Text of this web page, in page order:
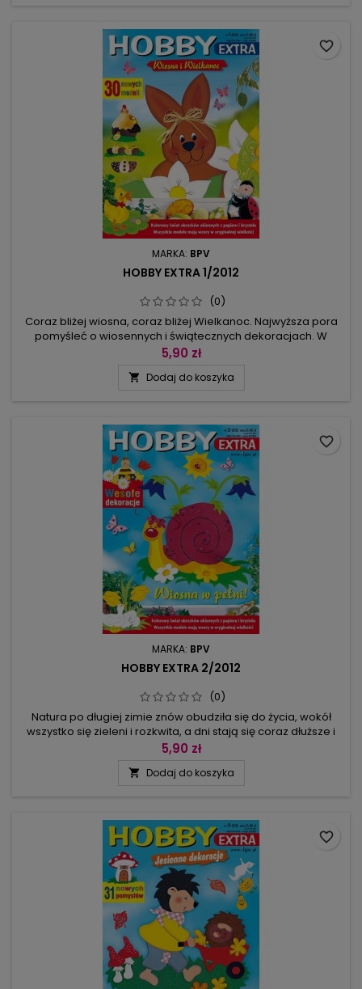
MARKA: BPV
HOBBY EXTRA 1/2012
(0)
Coraz bliżej wiosna, coraz bliżej Wielkanoc. Najwyższa pora
pomyśleć o wiosennych i świątecznych dekoracjach. W
niniejszym numerze 30 modeli: papierowych obrazków
Waszym domu ciepłą i pogodną atmosferę. Wielkanocne
5,90 zł
 Dodaj do koszyka
favorite_border
MARKA: BPV
HOBBY EXTRA 2/2012
(0)
Natura po długiej zimie znów obudziła się do życia, wokół
wszystko się zieleni i rozkwita, a dni stają się coraz dłuższe i
cieplejsze. W niniejszym numerze 26 dekoracji
łańcuszków barwne kwiaty, motylki, wesołe pszczółki i
5,90 zł
 Dodaj do koszyka
favorite_border
favorite_border